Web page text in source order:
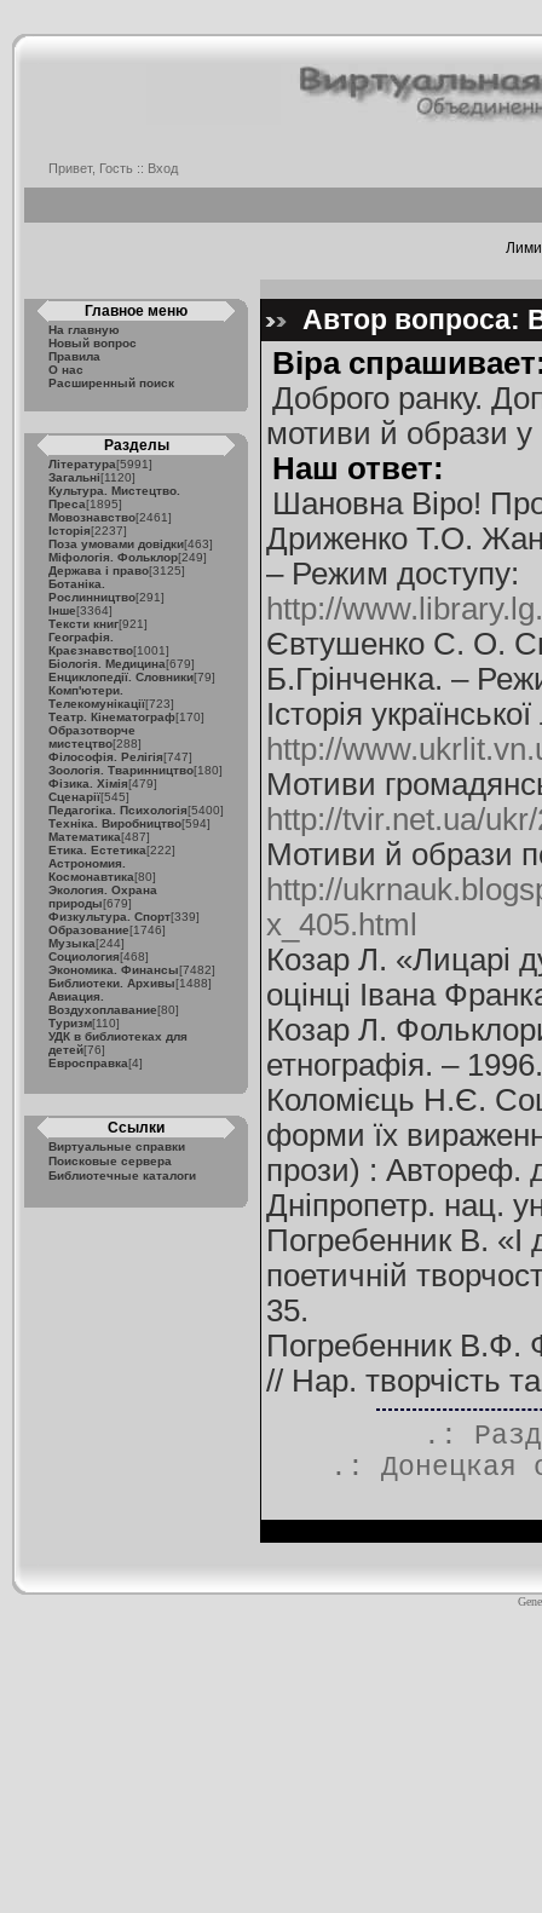
Привет, Гость :: Вход
Главное меню
На главную
Новый вопрос
Правила
О нас
Расширенный поиск
Разделы
Література[5991]
Загальні[1120]
Культура. Мистецтво.
Преса[1895]
Мовознавство[2461]
Історія[2237]
Поза умовами довідки[463]
Міфологія. Фольклор[249]
Держава і право[3125]
Ботаніка.
Рослинництво[291]
Інше[3364]
Тексти книг[921]
Географія.
Краєзнавство[1001]
Біологія. Медицина[679]
Енциклопедії. Словники[79]
Комп'ютери.
Телекомунікації[723]
Театр. Кінематограф[170]
Образотворче
мистецтво[288]
Філософія. Релігія[747]
Зоологія. Тваринництво[180]
Фізика. Хімія[479]
Сценарії[545]
Педагогіка. Психологія[5400]
Техніка. Виробництво[594]
Математика[487]
Етика. Естетика[222]
Астрономия.
Космонавтика[80]
Экология. Охрана
природы[679]
Физкультура. Спорт[339]
Образование[1746]
Музыка[244]
Социология[468]
Экономика. Финансы[7482]
Библиотеки. Архивы[1488]
Авиация.
Воздухоплавание[80]
Туризм[110]
УДК в библиотеках для
детей[76]
Евросправка[4]
Ссылки
Виртуальные справки
Поисковые сервера
Библиотечные каталоги
Автор вопроса:
Віра
Доброго ранку.
мотиви й образи у
Наш ответ:
Шановна Віро!
Дриженко Т.О.
– Режим доступу:
http://
Євтушенко С. О.
Б.Грінченка. –
Історія
http://
Мотиви
http://tvir.net.ua/
Мотиви й образи
http://
x_405.html
Козар Л. «Лицарі
оцінці Івана
Козар Л.
етнографія. –
Коломієць Н.Є.
форми їх
прози) : Автореф.
Дніпропетр. нац.
Погребенник В. «І
поетичній
35.
Погребенник В.Ф.
// Нар. творчість
.:
.: Донецкая